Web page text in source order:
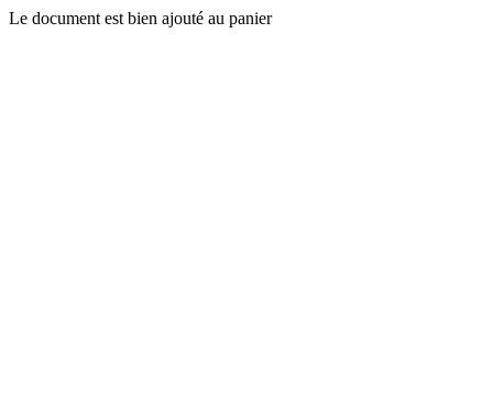
Le document est bien ajouté au panier